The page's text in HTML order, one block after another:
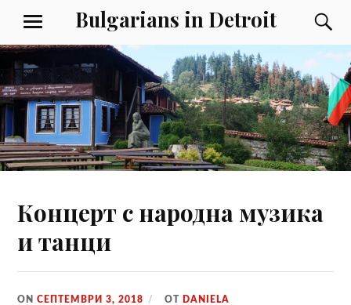
съдържаниетоBulgarians in Detroit
МЕНЮ
Концерт с народна музика
и танци
ONСЕПТЕМВРИ 3, 2018 ОТ DANIELA